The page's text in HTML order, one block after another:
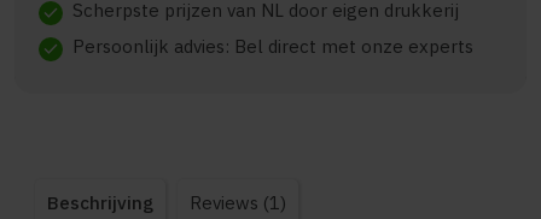
check Scherpste prijzen van NL door eigen drukkerij
check Persoonlijk advies: Bel direct met onze experts
Beschrijving Reviews (1)